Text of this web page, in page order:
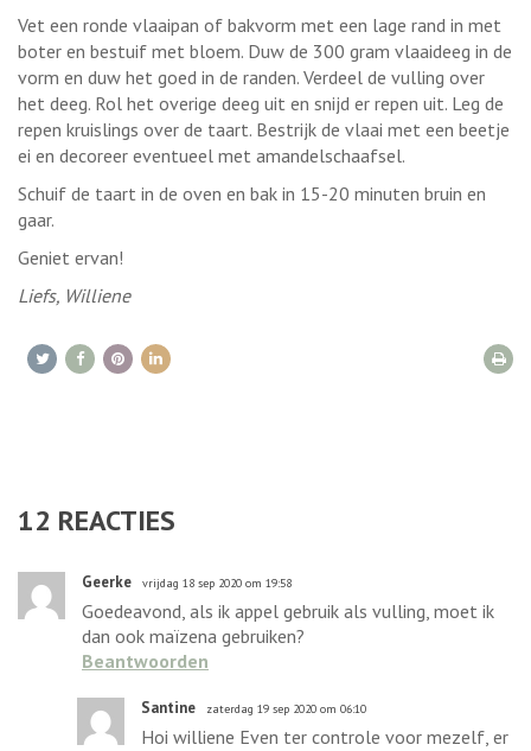
Vet een ronde vlaaipan of bakvorm met een lage rand in met
boter en bestuif met bloem. Duw de 300 gram vlaaideeg in de
vorm en duw het goed in de randen. Verdeel de vulling over
het deeg. Rol het overige deeg uit en snijd er repen uit. Leg de
repen kruislings over de taart. Bestrijk de vlaai met een beetje
ei en decoreer eventueel met amandelschaafsel.
Schuif de taart in de oven en bak in 15-20 minuten bruin en
gaar.
Geniet ervan!
Liefs, Williene
12 REACTIES
Geerke vrijdag 18 sep 2020 om 19:58
Goedeavond, als ik appel gebruik als vulling, moet ik
dan ook maïzena gebruiken?
Beantwoorden
Santine zaterdag 19 sep 2020 om 06:10
Hoi williene Even ter controle voor mezelf, er